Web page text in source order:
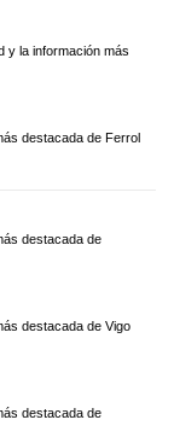
y la información más
destacada de Ferrol
destacada de
destacada de Vigo
destacada de